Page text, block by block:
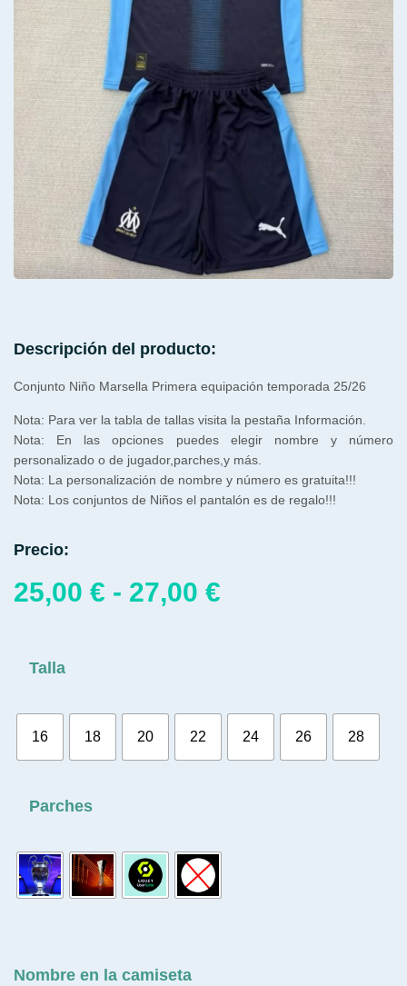
Descripción del producto:
Conjunto Niño Marsella Primera equipación temporada 25/26
Nota: Para ver la tabla de tallas visita la pestaña Información.
Nota: En las opciones puedes elegir nombre y número
personalizado o de jugador,parches,y más.
Nota: La personalización de nombre y número es gratuita!!!
Nota: Los conjuntos de Niños el pantalón es de regalo!!!
Precio:
25,00 € - 27,00 €
Talla
16 18 20 22 24 26 28
Parches
Nombre en la camiseta